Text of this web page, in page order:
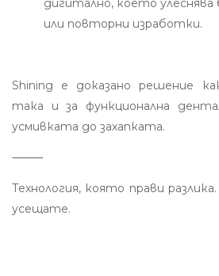
дигитално, което
или повторни изработки.
Shining е доказано решение
така и за функционална
усмивката до захапката.
⸻
Технология, която прави
усещате.